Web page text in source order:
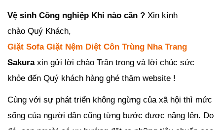
Vệ sinh Công nghiệp Khi nào cần ? Xin kính
chào Quý Khách,
Giặt Sofa Giặt Nệm Diệt Côn Trùng Nha Trang
Sakuraxin gửi lời chào Trân trọng và lời chúc sức
khỏe đến Quý khách hàng ghé thăm website !
Cùng với sự phát triển không ngừng của xã hội thì mức
sống của người dân cũng từng bước được nâng lên. Do